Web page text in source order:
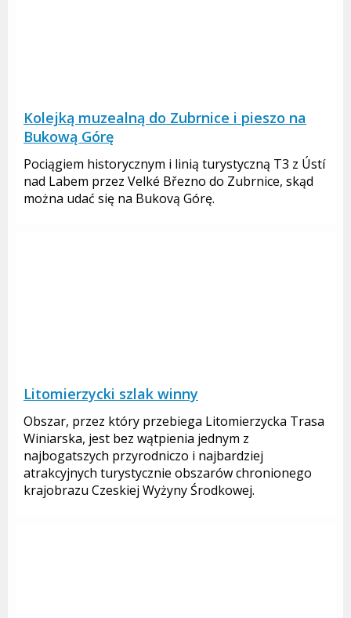
Kolejką muzealną do Zubrnice i pieszo na
Bukową Górę
Pociągiem historycznym i linią turystyczną T3 z Ústí
nad Labem przez Velké Březno do Zubrnice, skąd
można udać się na Bukovą Górę.
Litomierzycki szlak winny
Obszar, przez który przebiega Litomierzycka Trasa
Winiarska, jest bez wątpienia jednym z
najbogatszych przyrodniczo i najbardziej
atrakcyjnych turystycznie obszarów chronionego
krajobrazu Czeskiej Wyżyny Środkowej.